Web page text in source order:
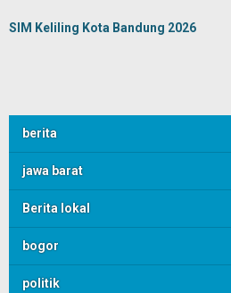
SIM Keliling Kota Bandung 2026
berita
jawa barat
Berita lokal
bogor
politik